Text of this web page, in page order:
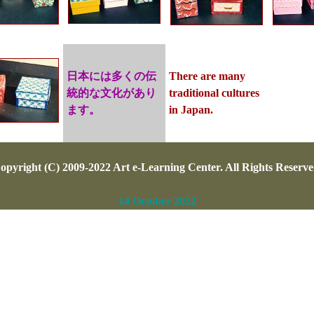
日本には多くの伝
統的な文化があり
ます。
There are many
traditional cultures
in Japan.
(C) 2009-2022 Art e-Learning Center. All Rights
14 October 2022